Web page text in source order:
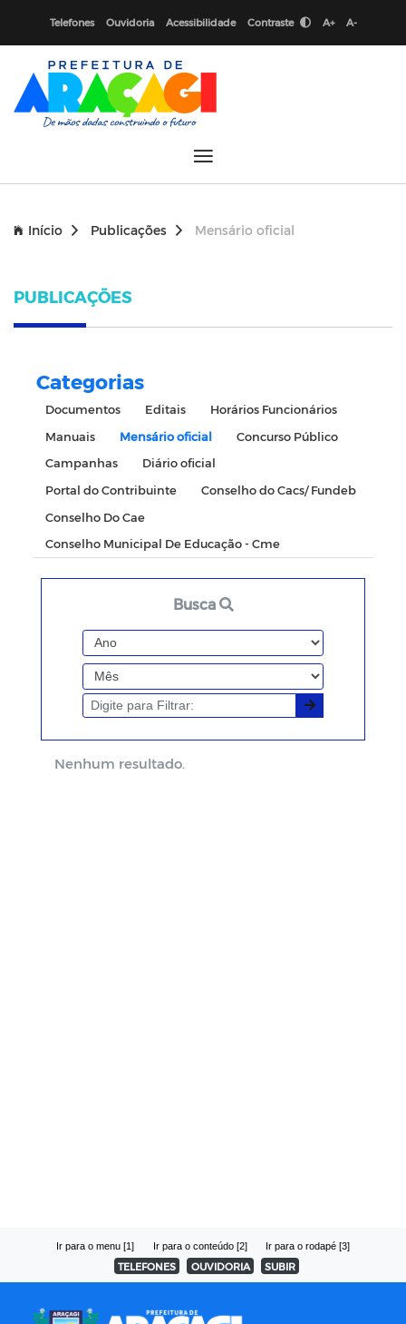
Telefones Ouvidoria Acessibilidade Contraste A+ A-
Início Publicações Mensário oficial
PUBLICAÇÕES
Categorias
Documentos Editais
Horários Funcionários
Manuais
Mensário oficial
Concurso Público
Campanhas
Diário oficial
Portal do Contribuinte
Conselho do Cacs/ Fundeb
Conselho Do Cae
Conselho Municipal De Educação - Cme
Busca
Nenhum resultado.
Ir para o menu [1] Ir para o conteúdo [2] Ir para o rodapé [3]
TELEFONES OUVIDORIA SUBIR